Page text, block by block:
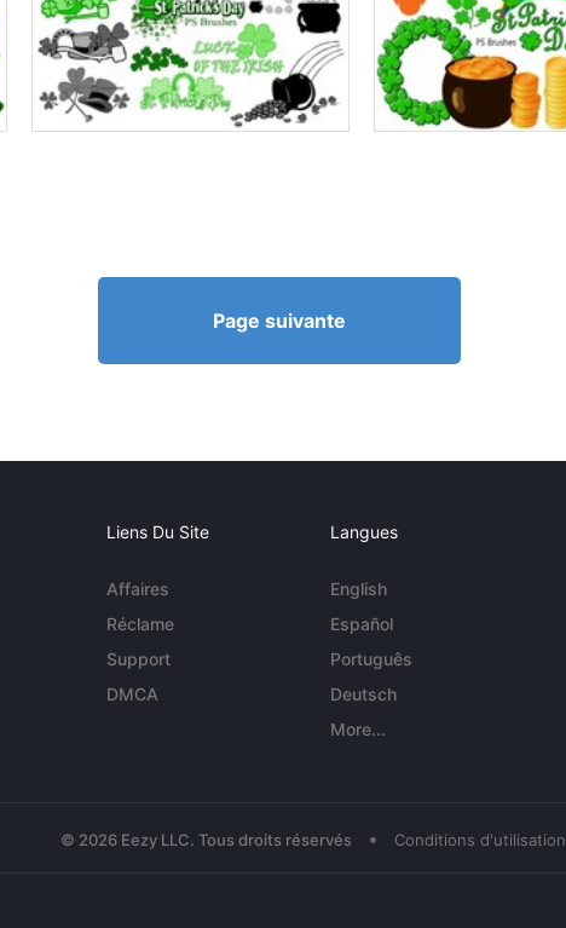
Page suivante
Liens Du Site
Affaires
Réclame
Support
DMCA
Langues
English
Español
Português
Deutsch
More...
© 2026 Eezy LLC. Tous droits réservés • Conditions d'utilisation